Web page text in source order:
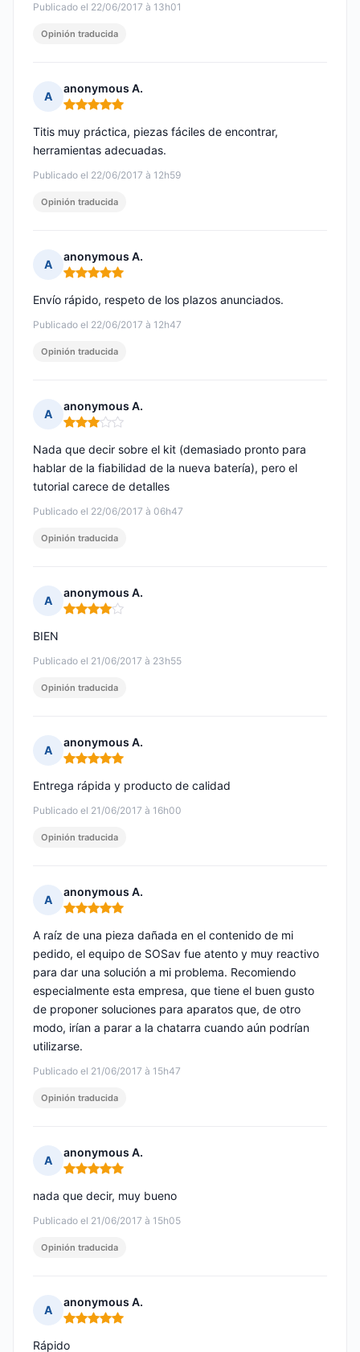
Publicado el 22/06/2017 à 13h01
Opinión traducida
A
anonymous A.
Nota: 5 de 5
Publicado el 22/06/2017 à 12h59
Titis muy práctica, piezas fáciles de encontrar,
herramientas adecuadas.
Opinión traducida
A
anonymous A.
Nota: 5 de 5
Publicado el 22/06/2017 à 12h47
Envío rápido, respeto de los plazos anunciados.
Opinión traducida
A
anonymous A.
Nota: 3 de 5
Publicado el 22/06/2017 à 06h47
Nada que decir sobre el kit (demasiado pronto para
hablar de la fiabilidad de la nueva batería), pero el
tutorial carece de detalles
Opinión traducida
A
anonymous A.
Nota: 4 de 5
Publicado el 21/06/2017 à 23h55
BIEN
Opinión traducida
A
anonymous A.
Nota: 5 de 5
Publicado el 21/06/2017 à 16h00
Entrega rápida y producto de calidad
Opinión traducida
A
anonymous A.
Nota: 5 de 5
Publicado el 21/06/2017 à 15h47
A raíz de una pieza dañada en el contenido de mi
pedido, el equipo de SOSav fue atento y muy reactivo
para dar una solución a mi problema. Recomiendo
especialmente esta empresa, que tiene el buen gusto
de proponer soluciones para aparatos que, de otro
modo, irían a parar a la chatarra cuando aún podrían
utilizarse.
Opinión traducida
A
anonymous A.
Nota: 5 de 5
Publicado el 21/06/2017 à 15h05
nada que decir, muy bueno
Opinión traducida
A
anonymous A.
Nota: 5 de 5
Rápido